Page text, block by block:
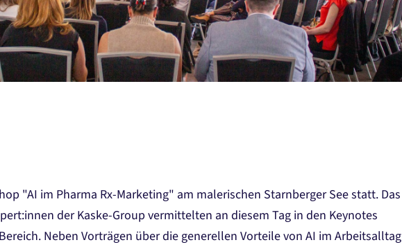
"AI im Pharma Rx-Marketing" am malerischen Starnberger See statt. Das
der Kaske-Group vermittelten an diesem Tag in den Keynotes
Neben Vorträgen über die generellen Vorteile von AI im Arbeitsalltag